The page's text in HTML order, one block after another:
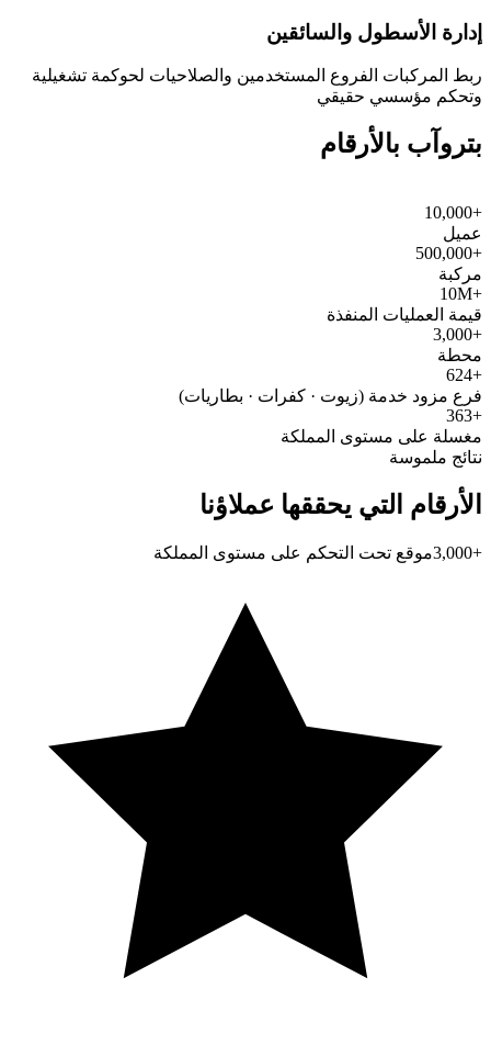
إدارة الأسطول والسائقين
ربط المركبات الفروع المستخدمين والصلاحيات لحوكمة تشغيلية
وتحكم مؤسسي حقيقي
بتروآب بالأرقام
+10,000
عميل
+500,000
مركبة
+10M
قيمة العمليات المنفذة
+3,000
محطة
+624
فرع مزود خدمة (زيوت · كفرات · بطاريات)
+363
مغسلة على مستوى المملكة
نتائج ملموسة
الأرقام التي يحققها عملاؤنا
+3,000 موقع تحت التحكم على مستوى المملكة